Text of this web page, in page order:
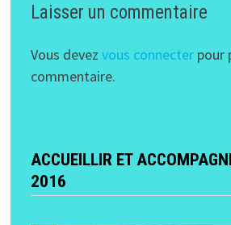
Laisser un commentaire
Vous devez vous connecterpour
commentaire.
ACCUEILLIR ET
2016